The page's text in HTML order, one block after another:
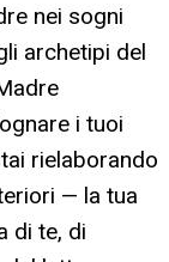
nei sogni
archetipi del
i tuoi
rielaborando
— la tua
di te, di